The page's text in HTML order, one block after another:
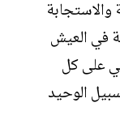
في العيش
على كل
الوحيد